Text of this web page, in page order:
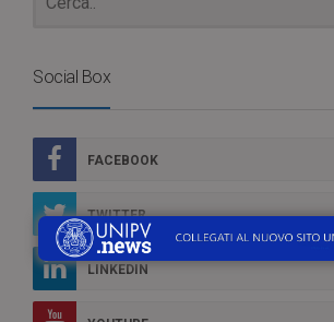
Social Box
FACEBOOK
TWITTER
LINKEDIN